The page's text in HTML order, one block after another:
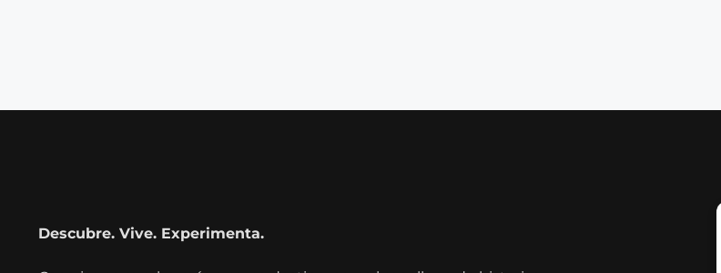
Descubre. Vive. Experimenta.